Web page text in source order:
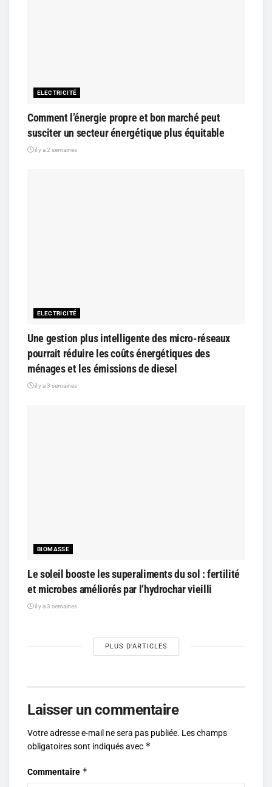
ELECTRICITÉ
Comment l’énergie propre et bon marché peut
susciter un secteur énergétique plus équitable
il y a 2 semaines
ELECTRICITÉ
Une gestion plus intelligente des micro-réseaux
pourrait réduire les coûts énergétiques des
ménages et les émissions de diesel
il y a 3 semaines
BIOMASSE
Le soleil booste les superaliments du sol : fertilité
et microbes améliorés par l’hydrochar vieilli
il y a 3 semaines
PLUS D'ARTICLES
Laisser un commentaire
Votre adresse e-mail ne sera pas publiée. Les champs
obligatoires sont indiqués avec *
Commentaire *